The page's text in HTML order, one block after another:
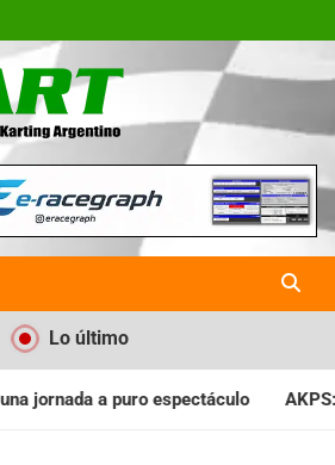
| La Revista
del Karting en
Lo último
AKPS: Intervino la IGJ y oficializó el